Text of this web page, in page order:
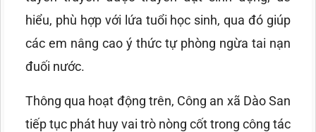
hiểu, phù hợp với lứa tuổi học sinh, qua đó giúp
các em nâng cao ý thức tự phòng ngừa tai nạn
đuối nước.
Thông qua hoạt động trên, Công an xã Dào San
tiếp tục phát huy vai trò nòng cốt trong công tác